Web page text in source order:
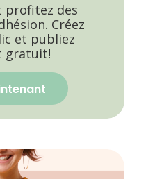
profitez des
Créez
et publiez
gratuit!